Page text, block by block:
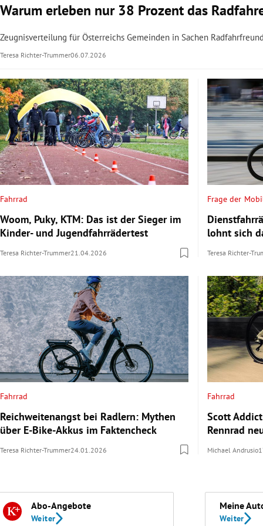
Warum erleben nur 38 Prozent das
Zeugnisverteilung für Österreichs Gemeinden in Sachen
Teresa Richter-Trummer06.07.2026
Fahrrad
Woom, Puky, KTM: Das ist der Sieger im
Kinder- und Jugendfahrrädertest
Teresa Richter-Trummer21.04.2026
Frage der
lohnt sich
Teresa Richter-
Fahrrad
Reichweitenangst bei Radlern: Mythen
über E-Bike-Akkus im Faktencheck
Teresa Richter-Trummer24.01.2026
Fahrrad
Scott
Rennrad
Michael Andrusio
Abo-Angebote
Weiter
Meine
Weiter